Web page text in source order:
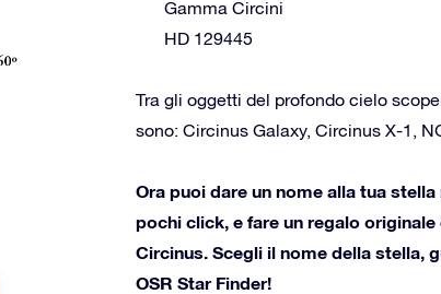
Gamma Circini
HD 129445
Tra gli oggetti del profondo cielo
sono: Circinus Galaxy, Circinus X-1,
Ora puoi dare un nome alla tua
pochi click, e fare un regalo
Circinus. Scegli il nome della stella,
OSR Star Finder!